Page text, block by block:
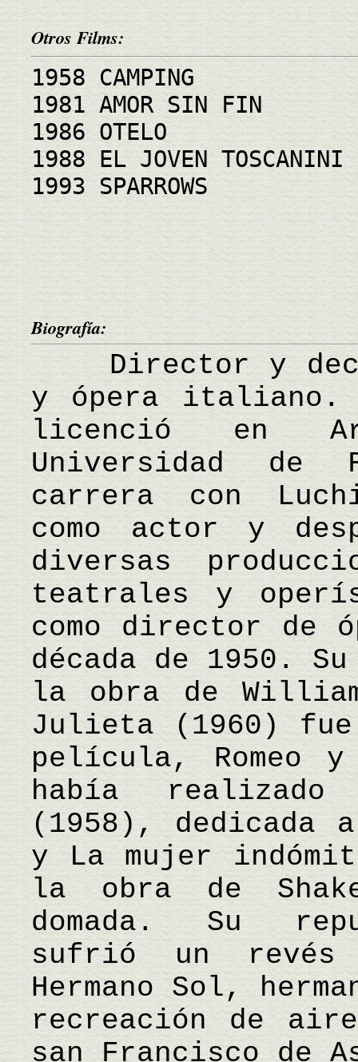
Otros Films:
1958 CAMPING
1981 AMOR SIN FIN
1986 OTELO
1988 EL JOVEN TOSCANINI
1993 SPARROWS
Biografía:
Director y
y ópera italiano.
licenció en
Universidad
carrera con
como actor y
diversas
teatrales y
como director de
década de 1950.
la obra de William
Julieta (1960)
película, Romeo
había realizado
(1958), dedicada
y La mujer
la obra de
domada. Su
sufrió un
Hermano Sol,
recreación de
san Francisco de